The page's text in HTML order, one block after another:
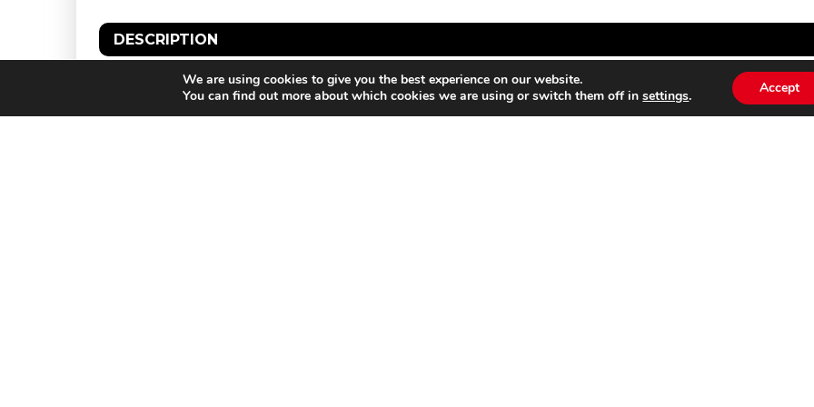
DESCRIPTION
Fire of Love vertelt het explosieve liefdesverhaal van Franse vulkanologen Katia en Maurice
de vulkanen die ze samen bestuderen. Een romantische, maar ook tragische ontdekkingstocht
We are using cookies to give you the best experience on our website.
You can find out more about which cookies we are using or switch them off insettings. Accept